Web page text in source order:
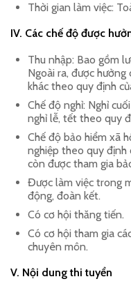
Thời gian làm việc:
IV. Các chế độ được
Thu nhập: Bao gồm
Ngoài ra, được hưởng
khác theo quy định
Chế độ nghỉ: Nghỉ
nghỉ lễ, tết theo quy
Chế độ bảo hiểm xã
nghiệp theo quy định
còn được tham gia
Được làm việc trong
động, đoàn kết.
Có cơ hội thăng tiến.
Có cơ hội tham gia
chuyên môn.
V. Nội dung thi tuyển